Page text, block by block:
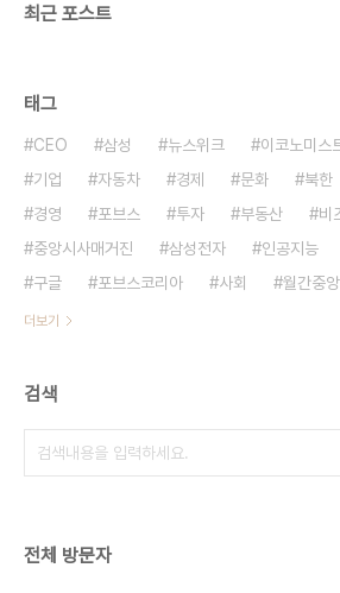
최근 포스트
태그
CEO 삼성 뉴스위크 이코노미스
기업
자동차 경제 문화 북한
경영
포브스 투자 부동산 비
중앙시사매거진
삼성전자 인공지능
구글
포브스코리아 사회 월간중앙
더보기
검색
전체 방문자